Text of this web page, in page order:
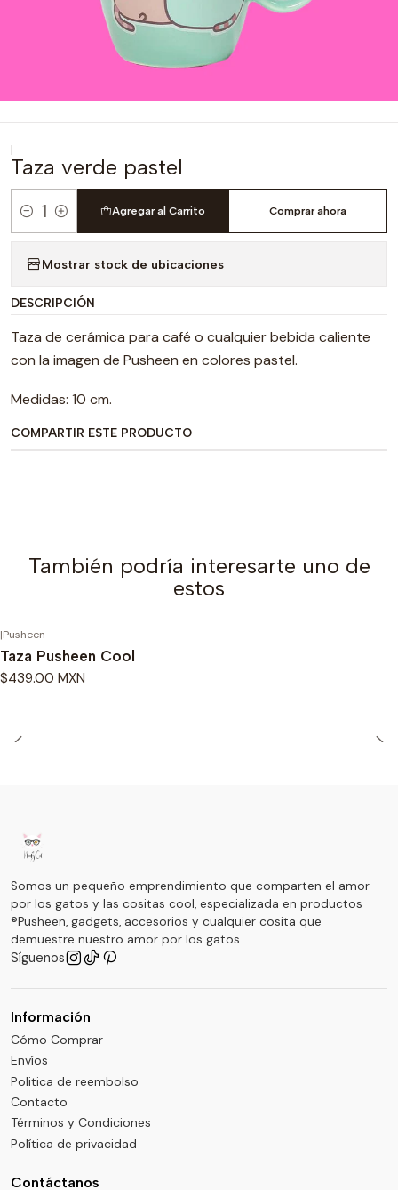
|
Taza verde pastel
Cantidad
Agregar al Carrito Comprar ahora
Mostrar stock de ubicaciones
DESCRIPCIÓN
Taza de cerámica para café o cualquier bebida caliente
con la imagen de Pusheen en colores pastel.
Medidas: 10 cm.
COMPARTIR ESTE PRODUCTO
También podría interesarte uno de
estos
|Pusheen
Taza Pusheen Cool
$439.00 MXN
Somos un pequeño emprendimiento que comparten el amor
por los gatos y las cositas cool, especializada en productos
®Pusheen, gadgets, accesorios y cualquier cosita que
demuestre nuestro amor por los gatos.
Síguenos
Información
Cómo Comprar
Envíos
Politica de reembolso
Contacto
Términos y Condiciones
Política de privacidad
Contáctanos